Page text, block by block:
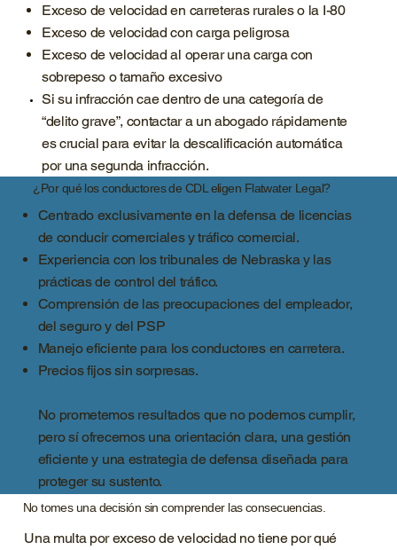
Exceso de velocidad en carreteras rurales o la I-80
Exceso de velocidad con carga peligrosa
Exceso de velocidad al operar una carga con
sobrepeso o tamaño excesivo
Si su infracción cae dentro de una categoría de
“delito grave”, contactar a un abogado rápidamente
es crucial para evitar la descalificación automática
por una segunda infracción.
¿Por qué los conductores de CDL eligen Flatwater Legal?
Centrado exclusivamente en la defensa de licencias
de conducir comerciales y tráfico comercial.
Experiencia con los tribunales de Nebraska y las
prácticas de control del tráfico.
Comprensión de las preocupaciones del empleador,
del seguro y del PSP
Manejo eficiente para los conductores en carretera.
Precios fijos sin sorpresas.
No prometemos resultados que no podemos cumplir,
pero sí ofrecemos una orientación clara, una gestión
eficiente y una estrategia de defensa diseñada para
proteger su sustento.
No tomes una decisión sin comprender las consecuencias.
Una multa por exceso de velocidad no tiene por qué